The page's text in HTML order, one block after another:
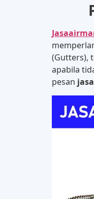
(Gutters),
apabila
pesan jasa